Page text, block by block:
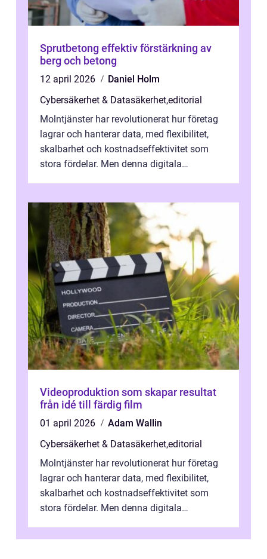
Sprutbetong effektiv förstärkning av
berg och betong
12 april 2026
Daniel Holm
Cybersäkerhet & Datasäkerhet,editorial
Molntjänster har revolutionerat hur företag
lagrar och hanterar data, med flexibilitet,
skalbarhet och kostnadseffektivitet som
stora fördelar. Men denna digitala
Videoproduktion som skapar resultat
från idé till färdig film
01 april 2026
Adam Wallin
Cybersäkerhet & Datasäkerhet,editorial
Molntjänster har revolutionerat hur företag
lagrar och hanterar data, med flexibilitet,
skalbarhet och kostnadseffektivitet som
stora fördelar. Men denna digitala